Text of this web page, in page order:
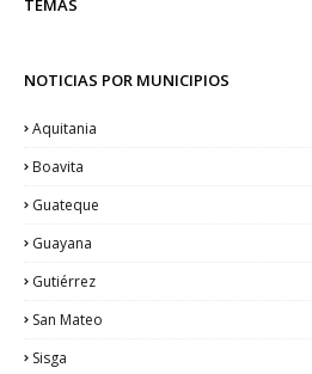
TEMAS
NOTICIAS POR MUNICIPIOS
Aquitania
Boavita
Guateque
Guayana
Gutiérrez
San Mateo
Sisga